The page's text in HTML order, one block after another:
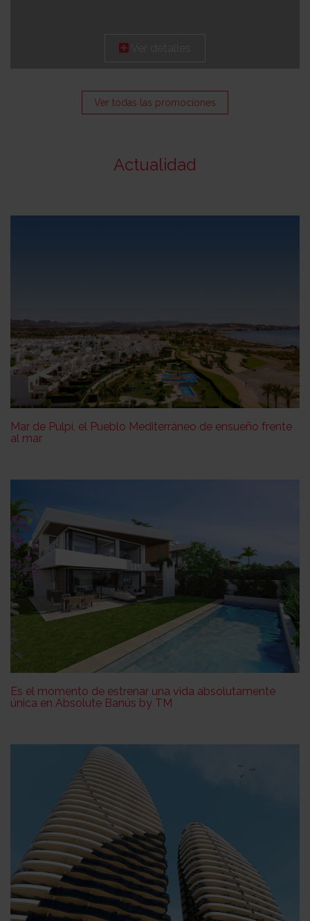
Ver todas las promociones
Actualidad
Mar de Pulpí, el Pueblo Mediterráneo de ensueño frente
al mar
Es el momento de estrenar una vida absolutamente
única en Absolute Banús by TM